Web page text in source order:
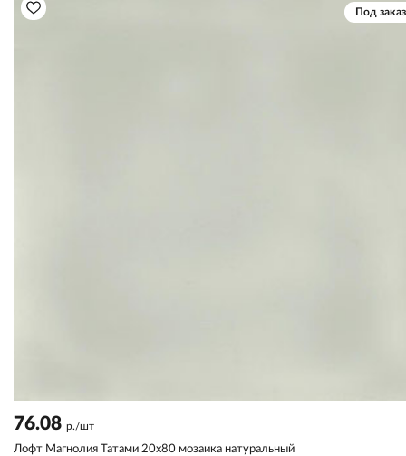
Под заказ
76.08 р./шт
Лофт Магнолия Татами 20x80 мозаика натуральный